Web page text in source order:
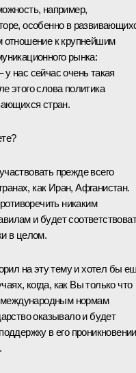
например,
особенно в
к крупнейшим
рынка:
нас сейчас очень такая
этого слова политика
стран.
прежде всего
как Иран, Афганистан.
никаким
и будет
в целом.
на эту тему и хотел бы
когда, как Вы только что
международным нормам
оказывало и будет
в его проникновении